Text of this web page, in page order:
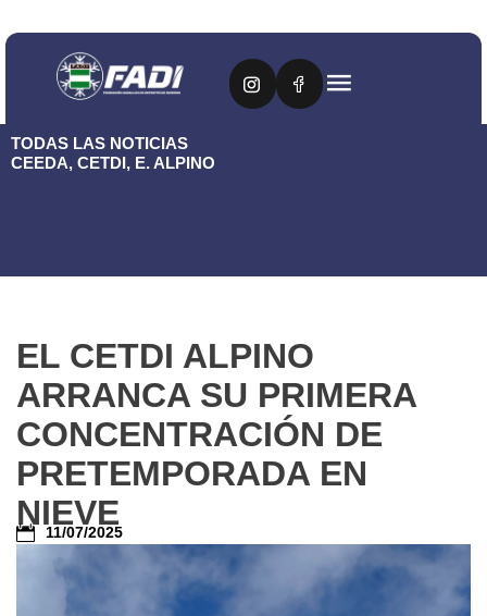
TODAS LAS NOTICIAS
CEEDA, CETDI, E. ALPINO
EL CETDI ALPINO
ARRANCA SU PRIMERA
CONCENTRACIÓN DE
PRETEMPORADA EN
NIEVE
11/07/2025